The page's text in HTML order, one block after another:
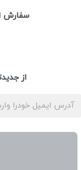
سفارش
از